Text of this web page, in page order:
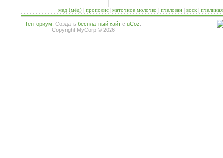
мед (мёд) прополис маточное молочко пчелозан воск
Тенториум. Создать бесплатный сайт с uCoz
Copyright MyCorp © 2026